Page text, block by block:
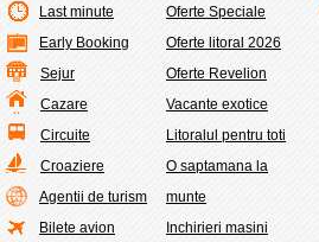
Last minute
Early Booking
Sejur
Cazare
Circuite
Croaziere
Agentii de turism
Bilete avion
Oferte Speciale
Oferte litoral 2026
Oferte Revelion
Vacante exotice
Litoralul pentru toti
O saptamana la
munte
Inchirieri masini